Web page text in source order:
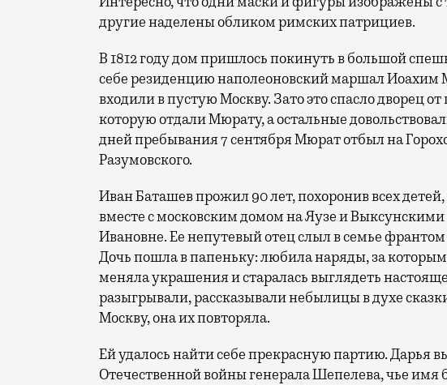
другие наделены обликом римских патрициев.
В 1812 году дом пришлось покинуть в большой
себе резиденцию наполеоновский маршал Иоахим
входили в пустую Москву. Зато это спасло дворец
которую отдали Мюрату, а остальные
дней пребывания 7 сентября Мюрат отбыл на
Разумовского.
Иван Баташев прожил 90 лет, похоронив всех детей,
вместе с московским домом на Яузе и
Ивановне. Ее непутевый отец слыл в семье франтом
Дочь пошла в папеньку: любила наряды, за
меняла украшения и старалась выглядеть
разыгрывали, рассказывали небылицы в духе
Москву, она их повторяла.
Ей удалось найти себе прекрасную партию. Дарья
Отечественной войны генерала Шепелева, чье